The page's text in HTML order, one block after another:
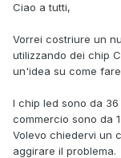
Ciao a tutti,
Vorrei costriure un
utilizzando dei chip
un'idea su come
I chip led sono da
commercio sono da
Volevo chiedervi un
aggirare il problema.